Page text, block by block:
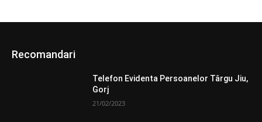
Recomandari
Telefon Evidenta Persoanelor Târgu Jiu,
Gorj
21/02/2023